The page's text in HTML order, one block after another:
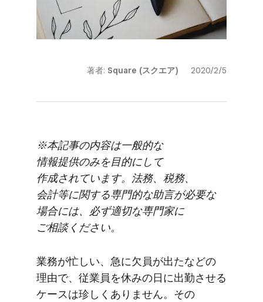
著者: Square (スクエア) 2020/2/5
※本記事の​内容は​一般的な​
情報提供のみを​目的に​して​
作成されています。​法務、​税務、​
会計等に​関する​専門的な​助言が​必要な​
場合には、​必ず​適切な​専門家に​
ご相談ください。
業務が​忙しい、​急に​欠員が​出たなどの​
理由で、​従業員を​休みの​日に​出勤させる​
ケースは​珍しく​ありません。​その​